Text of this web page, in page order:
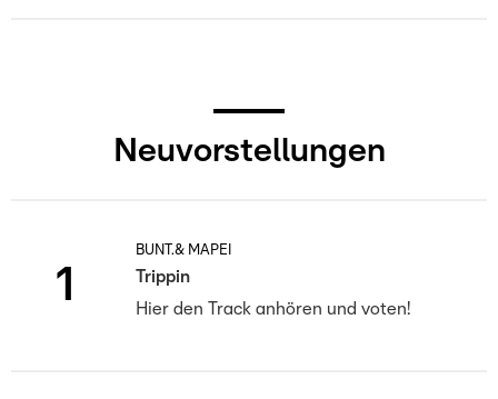
Neuvorstellungen
1
BUNT.& MAPEI
Trippin
Hier den Track anhören und voten!